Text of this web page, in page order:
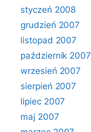
styczeń 2008
grudzień 2007
listopad 2007
październik 2007
wrzesień 2007
sierpień 2007
lipiec 2007
maj 2007